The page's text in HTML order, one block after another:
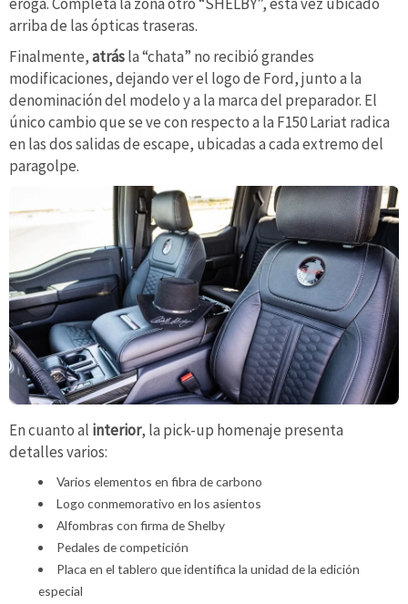
arriba de las ópticas traseras.
Finalmente,atrásla “chata” no recibió grandes
modificaciones, dejando ver el logo de Ford, junto a la
denominación del modelo y a la marca del preparador. El
único cambio que se ve con respecto a la F150 Lariat radica
en las dos salidas de escape, ubicadas a cada extremo del
paragolpe.
En cuanto al interior, la pick-up homenaje presenta
detalles varios:
Varios elementos en fibra de carbono
Logo conmemorativo en los asientos
Alfombras con firma de Shelby
Pedales de competición
Placa en el tablero que identifica la unidad de la edición
especial